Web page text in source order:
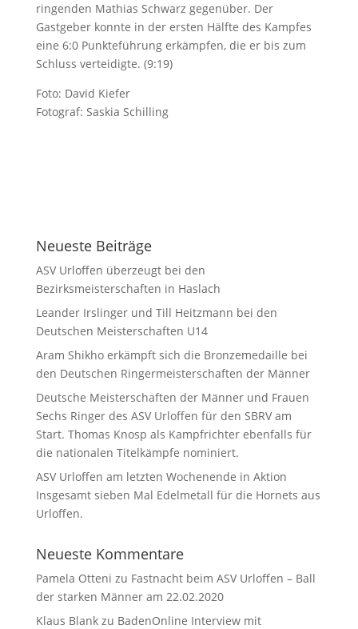
ringenden Mathias Schwarz gegenüber. Der
Gastgeber konnte in der ersten Hälfte des Kampfes
eine 6:0 Punkteführung erkämpfen, die er bis zum
Schluss verteidigte. (9:19)
Foto: David Kiefer
Fotograf: Saskia Schilling
Neueste Beiträge
ASV Urloffen überzeugt bei den
Bezirksmeisterschaften in Haslach
Leander Irslinger und Till Heitzmann bei den
Deutschen Meisterschaften U14
Aram Shikho erkämpft sich die Bronzemedaille bei
den Deutschen Ringermeisterschaften der Männer
Deutsche Meisterschaften der Männer und Frauen
Sechs Ringer des ASV Urloffen für den SBRV am
Start. Thomas Knosp als Kampfrichter ebenfalls für
die nationalen Titelkämpfe nominiert.
ASV Urloffen am letzten Wochenende in Aktion
Insgesamt sieben Mal Edelmetall für die Hornets aus
Urloffen.
Neueste Kommentare
Pamela Otteni zu Fastnacht beim ASV Urloffen – Ball
der starken Männer am 22.02.2020
Klaus Blankzu BadenOnline Interview mit